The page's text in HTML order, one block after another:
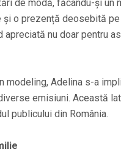
de modă, făcându-și un
o prezență deosebită
nu doar pentru
modeling, Adelina s-a
emisiuni. Această
publicului din România.